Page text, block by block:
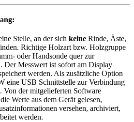
Stelle, an der sich keine Rinde, Äste,
Richtige Holzart bzw. Holzgruppe
oder Handsonde quer zur
Der Messwert ist sofort am Display
werden. Als zusätzliche Option
eine USB Schnittstelle zur Verbindung
Von der mitgelieferten Software
Werte aus dem Gerät gelesen,
versehen, archiviert,
werden.